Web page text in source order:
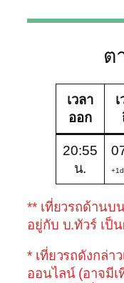
ต
เวลา
ออก
20:55
น.
+1d
** เที่ยวรถด้านบ
อยู่กับ บ.ทัวร์ เป็
* เที่ยวรถดังกล่า
ออนไลน์ (อาจมี